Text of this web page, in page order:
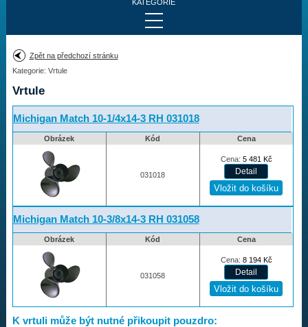
KATEGORIE
Provedení:
Výrobce:
Drážky na hřídeli:
Najít vrtuli
Vrtule
Vortex
Apollo
Michigan Match
Ballistic
Zpět na předchozí stránku
Kategorie: Vrtule
Vrtule
Michigan Match 10-1/4x14-3 RH 031018
Obrázek Kód Cena
031018
Cena: 5 481 Kč
Michigan Match 10-3/8x14-3 RH 031058
Obrázek Kód Cena
031058
Cena: 8 194 Kč
K vrtuli může být nutné přikoupit pouzdro: